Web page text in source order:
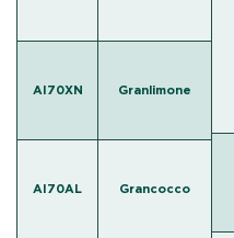
AI70XN Granlimone
AI70AL Grancocco